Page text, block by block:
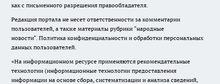
как с письменного разрешения правообладателя.
Редакция портала не несет ответственности за комментарии
пользователей, а также материалы рубрики "народные
новости". Политика конфиденциальности и обработки персональных
данных пользователей.
«На информационном ресурсе применяются рекомендательные
технологии (информационные технологии предоставления
информации на основе сбора, систематизации и анализа сведений,